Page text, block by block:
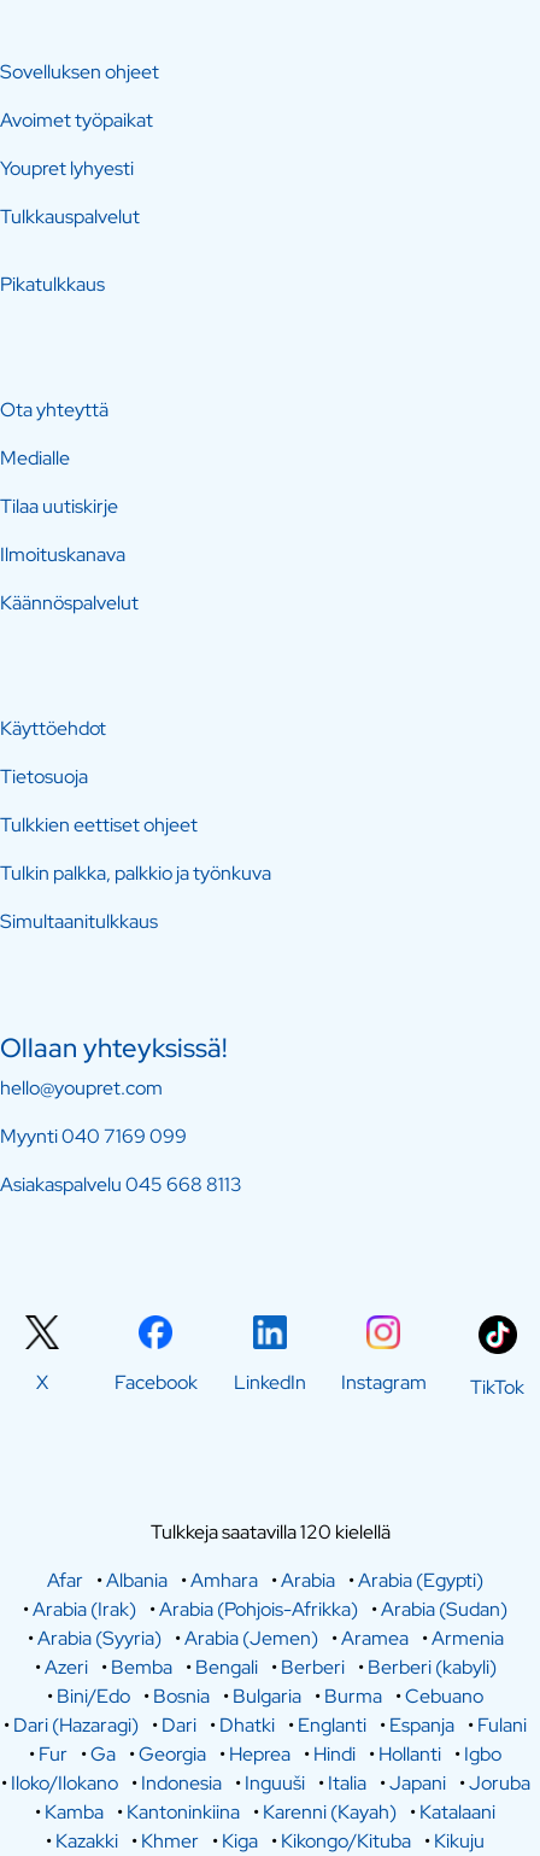
Sovelluksen ohjeet
Avoimet työpaikat
Youpret lyhyesti
Tulkkauspalvelut
Pikatulkkaus
Ota yhteyttä
Medialle
Tilaa uutiskirje
Ilmoituskanava
Käännöspalvelut
Käyttöehdot
Tietosuoja
Tulkkien eettiset ohjeet
Tulkin palkka, palkkio ja työnkuva
Simultaanitulkkaus
Ollaan yhteyksissä!
hello@youpret.com
Myynti040 7169 099
Asiakaspalvelu045 668 8113
X Facebook LinkedIn Instagram TikTok
Tulkkeja saatavilla 120 kielellä
Afar •Albania •Amhara •Arabia •Arabia (Egypti)
•Arabia (Irak) •Arabia (Pohjois-Afrikka) •Arabia (Sudan)
•Arabia (Syyria) •Arabia (Jemen) •Aramea •Armenia
•Azeri •Bemba •Bengali •Berberi •Berberi (kabyli)
•Bini/Edo •Bosnia •Bulgaria •Burma •Cebuano
•Dari (Hazaragi) •Dari •Dhatki •Englanti •Espanja •Fulani
•Fur •Ga •Georgia •Heprea •Hindi •Hollanti •Igbo
•Iloko/Ilokano •Indonesia •Inguuši •Italia •Japani •Joruba
•Kamba •Kantoninkiina •Karenni (Kayah) •Katalaani
•Kazakki •Khmer •Kiga •Kikongo/Kituba •Kikuju